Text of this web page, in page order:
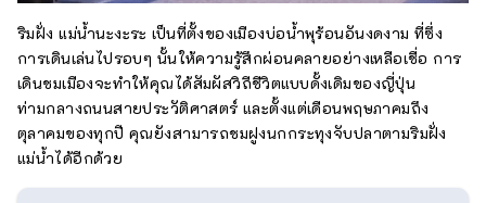
ริมฝั่ง แม่น้ำนะงะระ เป็นที่ตั้งของเมืองบ่อน้ำพุร้อนอันงดงาม ที่ซึ่ง
การเดินเล่นไปรอบๆ นั้นให้ความรู้สึกผ่อนคลายอย่างเหลือเชื่อ การ
เดินชมเมืองจะทำให้คุณได้สัมผัสวิถีชีวิตแบบดั้งเดิมของญี่ปุ่น
ท่ามกลางถนนสายประวัติศาสตร์ และตั้งแต่เดือนพฤษภาคมถึง
ตุลาคมของทุกปี คุณยังสามารถชมฝูงนกกระทุงจับปลาตามริมฝั่ง
แม่น้ำได้อีกด้วย